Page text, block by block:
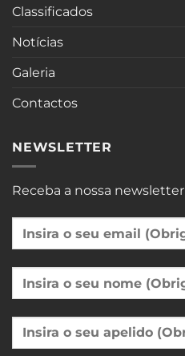
Classificados
Notícias
Galeria
Contactos
NEWSLETTER
Receba a nossa newsletter